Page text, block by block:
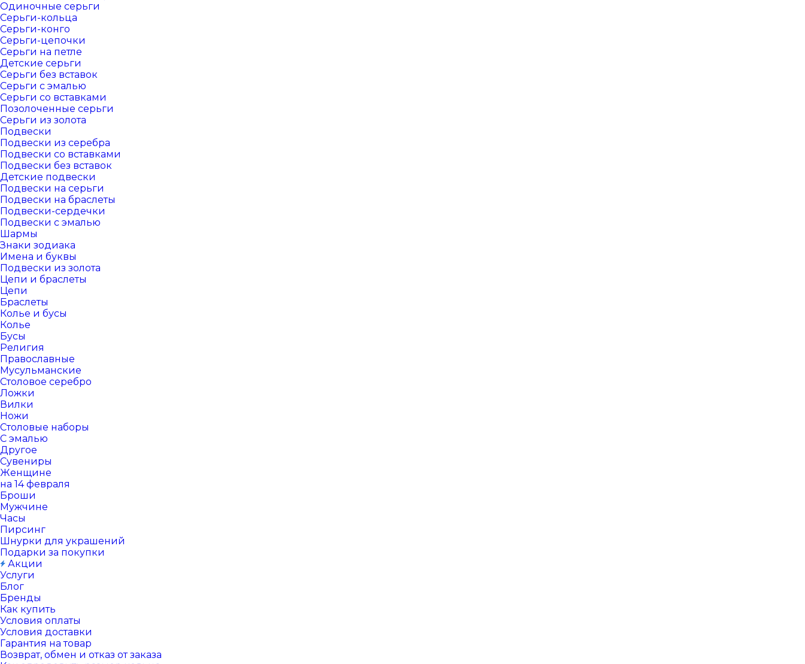
Одиночные серьги
Серьги-кольца
Серьги-конго
Серьги-цепочки
Серьги на петле
Детские серьги
Серьги без вставок
Серьги с эмалью
Серьги со вставками
Позолоченные серьги
Серьги из золота
Подвески
Подвески из серебра
Подвески со вставками
Подвески без вставок
Детские подвески
Подвески на серьги
Подвески на браслеты
Подвески-сердечки
Подвески с эмалью
Шармы
Знаки зодиака
Имена и буквы
Подвески из золота
Цепи и браслеты
Цепи
Браслеты
Колье и бусы
Колье
Бусы
Религия
Православные
Мусульманские
Столовое серебро
Ложки
Вилки
Ножи
Столовые наборы
С эмалью
Другое
Сувениры
Женщине
на 14 февраля
Броши
Мужчине
Часы
Пирсинг
Шнурки для украшений
Подарки за покупки
Акции
Услуги
Блог
Бренды
Как купить
Условия оплаты
Условия доставки
Гарантия на товар
Возврат, обмен и отказ от заказа